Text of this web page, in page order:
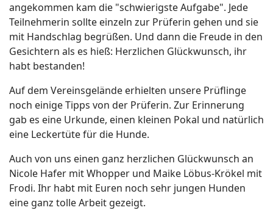
angekommen kam die "schwierigste Aufgabe". Jede
Teilnehmerin sollte einzeln zur Prüferin gehen und sie
mit Handschlag begrüßen. Und dann die Freude in den
Gesichtern als es hieß: Herzlichen Glückwunsch, ihr
habt bestanden!
Auf dem Vereinsgelände erhielten unsere Prüflinge
noch einige Tipps von der Prüferin. Zur Erinnerung
gab es eine Urkunde, einen kleinen Pokal und natürlich
eine Leckertüte für die Hunde.
Auch von uns einen ganz herzlichen Glückwunsch an
Nicole Hafer mit Whopper und Maike Löbus-Krökel mit
Frodi. Ihr habt mit Euren noch sehr jungen Hunden
eine ganz tolle Arbeit gezeigt.